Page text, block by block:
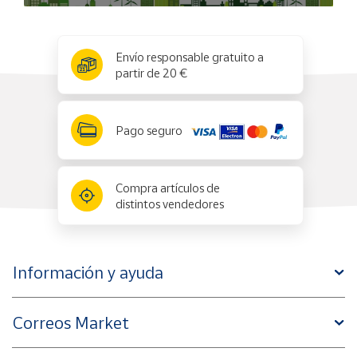
situación.
Conectividad Fácil y Rápida
tus dispositivos favoritos y disfruta de una
tecnología Bluetooth.
Encuentra productos estrella como este y mas en nuestra
tienda Karawan Importaciones S.L.
Envío responsable gratuito a
partir de 20 €
Pago seguro
Compra artículos de
distintos vendedores
Información y ayuda
Correos Market